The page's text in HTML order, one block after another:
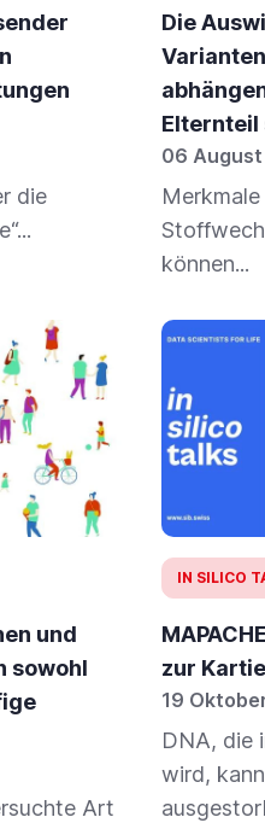
die
Die
Elternteil
06
können...
und
sowohl
Art
IN SILICO
zur
19
DNA, die
wird,